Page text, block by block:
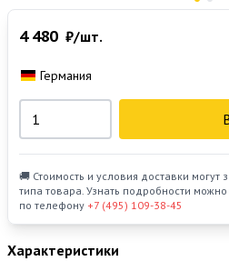
Характеристики
4 480 ₽/шт.
Германия
🚚 Стоимость и условия доставки могут
типа товара. Узнать подробности
по телефону +7 (495) 109-38-45